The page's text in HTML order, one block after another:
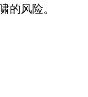
的风险。